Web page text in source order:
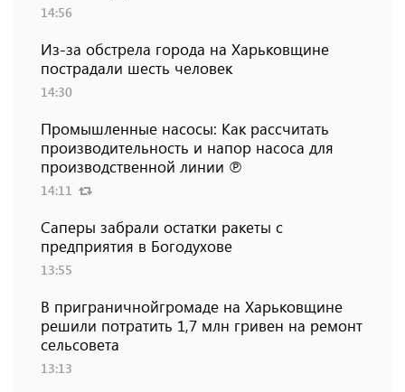
14:56
Из-за обстрела города на Харьковщине
пострадали шесть человек
14:30
Промышленные насосы: Как рассчитать
производительность и напор насоса для
производственной линии ℗
14:11
Саперы забрали остатки ракеты с
предприятия в Богодухове
13:55
В приграничнойгромаде на Харьковщине
решили потратить 1,7 млн ​​гривен на ремонт
сельсовета
13:13